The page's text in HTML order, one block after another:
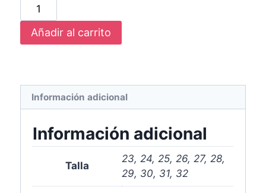
Añadir al carrito
Información adicional
Información adicional
Talla
23, 24, 25, 26, 27, 28,
29, 30, 31, 32